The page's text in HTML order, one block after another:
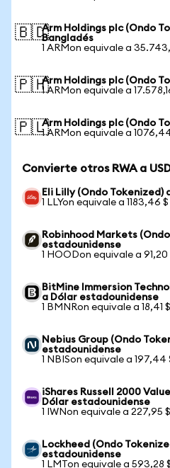
🇧🇩Arm Holdings plc (Ondo
Bangladés
1 ARMon equivale a
🇵🇭Arm Holdings plc (Ondo
1 ARMon equivale a
🇵🇱Arm Holdings plc (Ondo
1 ARMon equivale a
Convierte otros RWA a
Eli Lilly (Ondo
1 LLYon equivale a 1183,46 $
Robinhood Markets
estadounidense
1 HOODon equivale a 91,20
BitMine Immersion
a Dólar estadounidense
1 BMNRon equivale a 18,41 $
Nebius Group (Ondo
estadounidense
1 NBISon equivale a 197,44
iShares Russell 2000
Dólar estadounidense
1 IWNon equivale a 227,95 $
Lockheed (Ondo
estadounidense
1 LMTon equivale a 593,28